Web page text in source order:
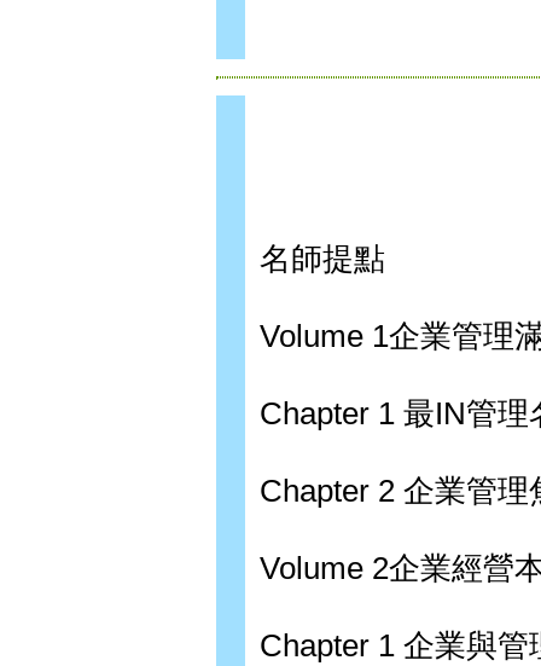
名師提點
Volume 1企業管理
Chapter 1 最IN管理
Chapter 2 企業管
Volume 2企業經營
Chapter 1 企業與管